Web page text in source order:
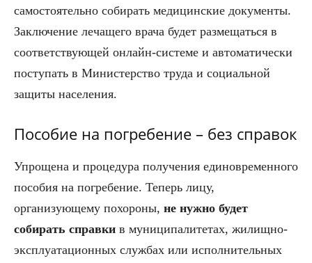
самостоятельно собирать медицинские документы.
Заключение лечащего врача будет размещаться в
соответствующей онлайн-системе и автоматически
поступать в Министерство труда и социальной
защиты населения.
Пособие на погребение – без справок
Упрощена и процедура получения единовременного
пособия на погребение. Теперь лицу,
организующему похороны, не нужно будет
собирать справки в муниципалитетах, жилищно-
эксплуатационных службах или исполнительных